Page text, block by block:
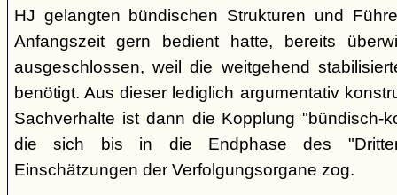
HJ gelangten bündischen Strukturen und
Anfangszeit gern bedient hatte, bereits
ausgeschlossen, weil die weitgehend
benötigt. Aus dieser lediglich argumentativ
Sachverhalte ist dann die Kopplung "bündisch-
die sich bis in die Endphase des
Einschätzungen der Verfolgungsorgane zog.